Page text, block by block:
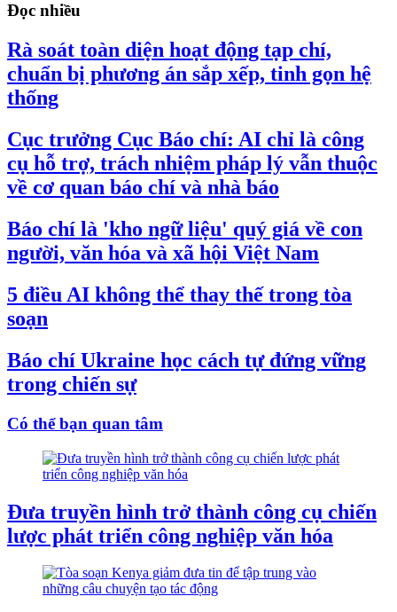
Đọc nhiều
Rà soát toàn diện hoạt động tạp chí,
chuẩn bị phương án sắp xếp, tinh gọn hệ
thống
Cục trưởng Cục Báo chí: AI chỉ là công
cụ hỗ trợ, trách nhiệm pháp lý vẫn thuộc
về cơ quan báo chí và nhà báo
Báo chí là 'kho ngữ liệu' quý giá về con
người, văn hóa và xã hội Việt Nam
5 điều AI không thể thay thế trong tòa
soạn
Báo chí Ukraine học cách tự đứng vững
trong chiến sự
Có thể bạn quan tâm
Đưa truyền hình trở thành công cụ chiến
lược phát triển công nghiệp văn hóa